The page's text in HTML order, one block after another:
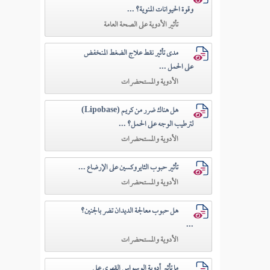
وقوة الحيوانات المنوية؟ ...
تأثير الأدوية على الصحة العامة
مدى تأثير نقط علاج الضغط المنخفض
على الحمل ...
الأدوية والمستحضرات
هل هناك ضرر من كريم (Lipobase)
لترطيب الوجه على الحمل؟ ...
الأدوية والمستحضرات
تأثير حبوب الثايروكسين على الإرضاع ...
الأدوية والمستحضرات
هل حبوب معالجة الديدان تضر بالجنين؟
...
الأدوية والمستحضرات